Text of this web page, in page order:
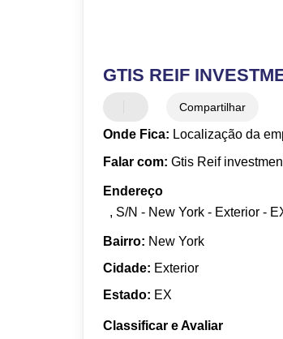
GTIS REIF
Compartilhar
Onde Fica: Localização da
Falar com: Gtis Reif
Endereço
, S/N - New York - Exterior -
Bairro: New York
Cidade: Exterior
Estado: EX
Classificar e Avaliar